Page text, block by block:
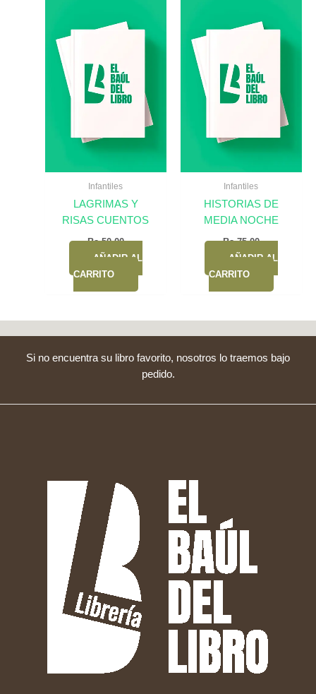
Infantiles
LAGRIMAS Y
RISAS CUENTOS
Bs.50,00
AÑADIR AL
CARRITO
Infantiles
HISTORIAS DE
MEDIA NOCHE
Bs.75,00
AÑADIR AL
CARRITO
Si no encuentra su libro favorito, nosotros lo traemos bajo
pedido.